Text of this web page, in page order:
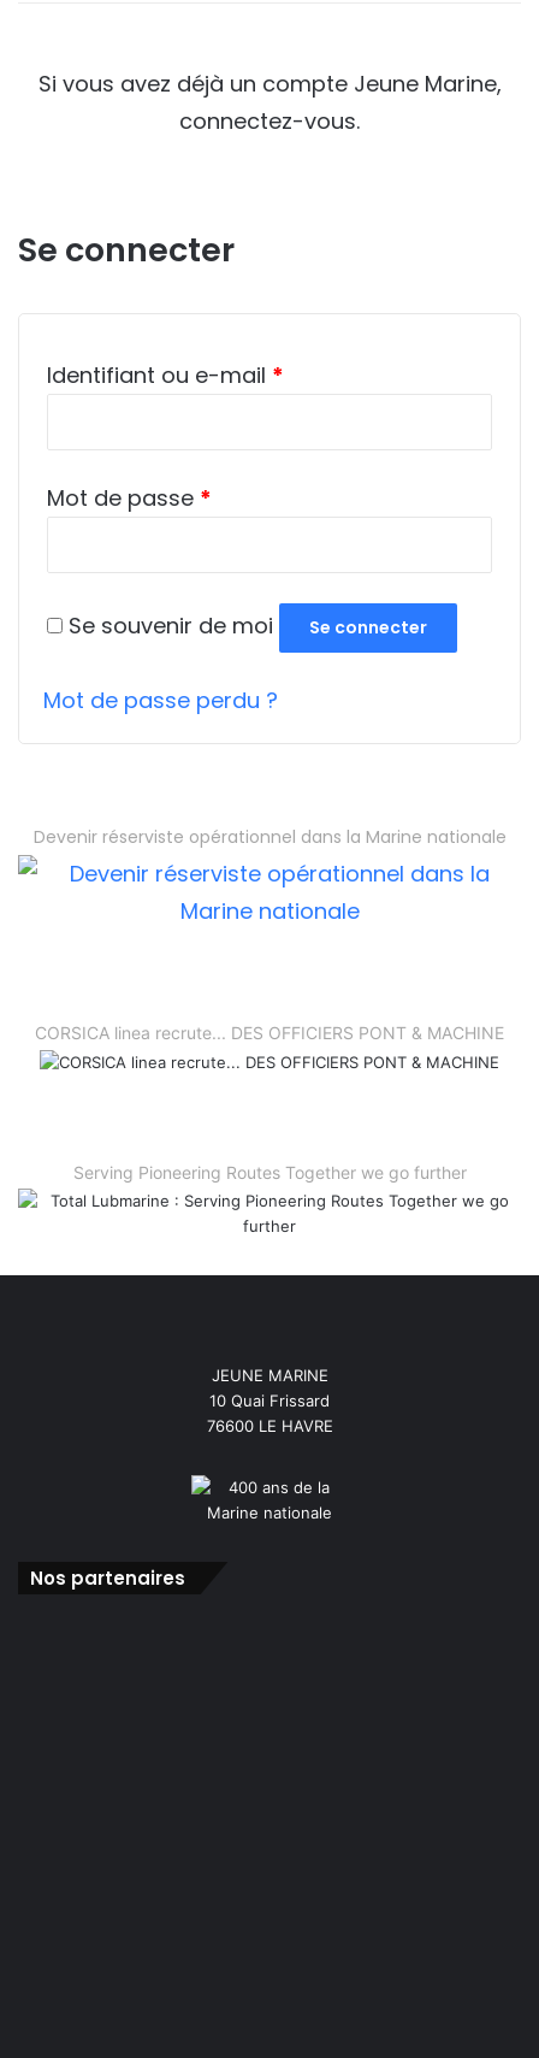
Si vous avez déjà un compte Jeune Marine,
connectez-vous.
Se connecter
Identifiant ou e-mail *
Mot de passe *
Se souvenir de moi Se connecter
Mot de passe perdu ?
Devenir réserviste opérationnel dans la Marine nationale
CORSICA linea recrute... DES OFFICIERS PONT & MACHINE
Serving Pioneering Routes Together we go further
JEUNE MARINE
10 Quai Frissard
76600 LE HAVRE
Nos partenaires